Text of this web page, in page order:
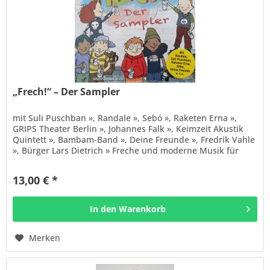
„Frech!“ – Der Sampler
mit Suli Puschban », Randale », Sebó », Raketen Erna »,
GRIPS Theater Berlin », Johannes Falk », Keimzeit Akustik
Quintett », Bambam-Band », Deine Freunde », Fredrik Vahle
», Bürger Lars Dietrich » Freche und moderne Musik für
13,00 € *
In den Warenkorb
Merken